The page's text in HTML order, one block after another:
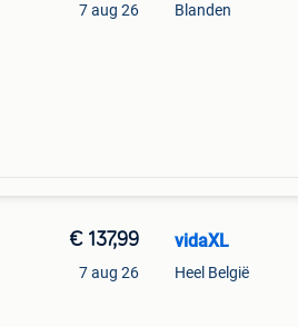
7 aug 26 Blanden
€ 137,99
7 aug 26
vidaXL
Heel België